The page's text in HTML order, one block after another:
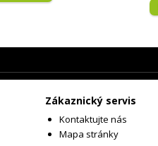
Zákaznický servis
Kontaktujte nás
Mapa stránky